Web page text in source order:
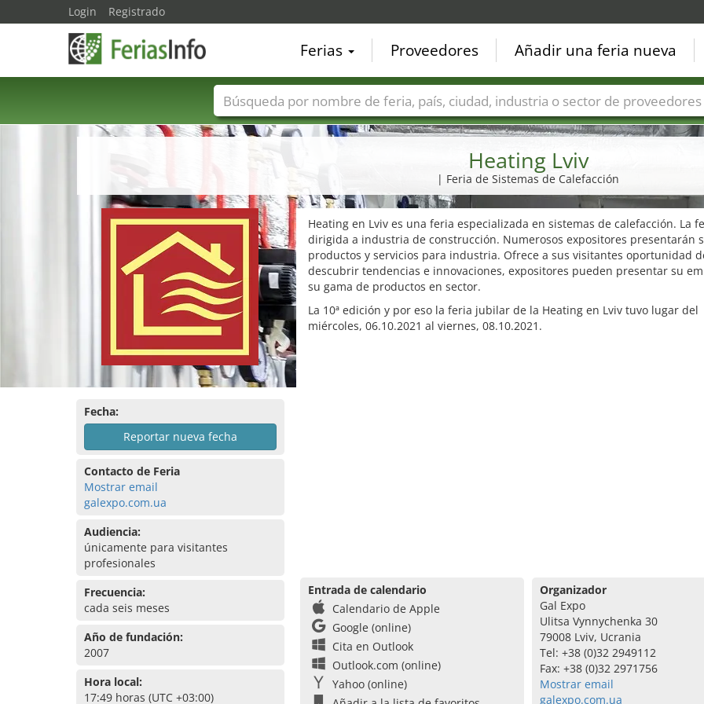
Heating Lviv
| Feria de Sistemas de Calefacción
Fecha:
Reportar nueva fecha
Contacto de Feria
Mostrar email
galexpo.com.ua
Audiencia:
únicamente para visitantes
profesionales
Frecuencia:
cada seis meses
Año de fundación:
2007
Hora local:
17:49 horas (UTC +03:00)
Heating en Lviv es una feria especializada en sistemas de calefacción. La
dirigida a industria de construcción. Numerosos expositores presentarán
productos y servicios para industria. Ofrece a sus visitantes oportunidad
descubrir tendencias e innovaciones, expositores pueden presentar su
su gama de productos en sector.
La 10ª edición y por eso la feria jubilar de la Heating en Lviv tuvo lugar del
miércoles, 06.10.2021 al viernes, 08.10.2021.
Entrada de calendario
Calendario de Apple
Google (online)
Cita en Outlook
Outlook.com (online)
Yahoo (online)
Organizador
Gal Expo
Ulitsa Vynnychenka 30
79008 Lviv, Ucrania
Tel: +38 (0)32 2949112
Fax: +38 (0)32 2971756
Mostrar email
galexpo.com.ua
Login Registrado
Ferias Proveedores Añadir una feria nueva
Nombres de ferias Países Ciudades Sectores de ferias Sectores de